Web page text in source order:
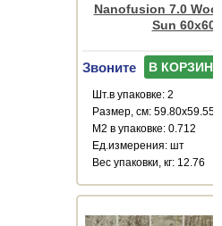
Nanofusion 7.0
Sun 60x60
Звоните В КОРЗИНУ
Шт.в упаковке: 2
Размер, см: 59.80x59.55
М2 в упаковке: 0.712
Ед.измерения: шт
Веc упаковки, кг: 12.76